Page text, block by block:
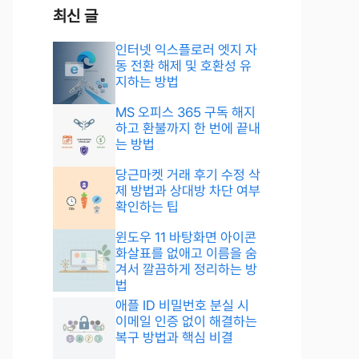
최신 글
인터넷 익스플로러 엣지 자
동 전환 해제 및 호환성 유
지하는 방법
MS 오피스 365 구독 해지
하고 환불까지 한 번에 끝내
는 방법
당근마켓 거래 후기 수정 삭
제 방법과 상대방 차단 여부
확인하는 팁
윈도우 11 바탕화면 아이콘
화살표를 없애고 이름을 숨
겨서 깔끔하게 정리하는 방
법
애플 ID 비밀번호 분실 시
이메일 인증 없이 해결하는
복구 방법과 핵심 비결